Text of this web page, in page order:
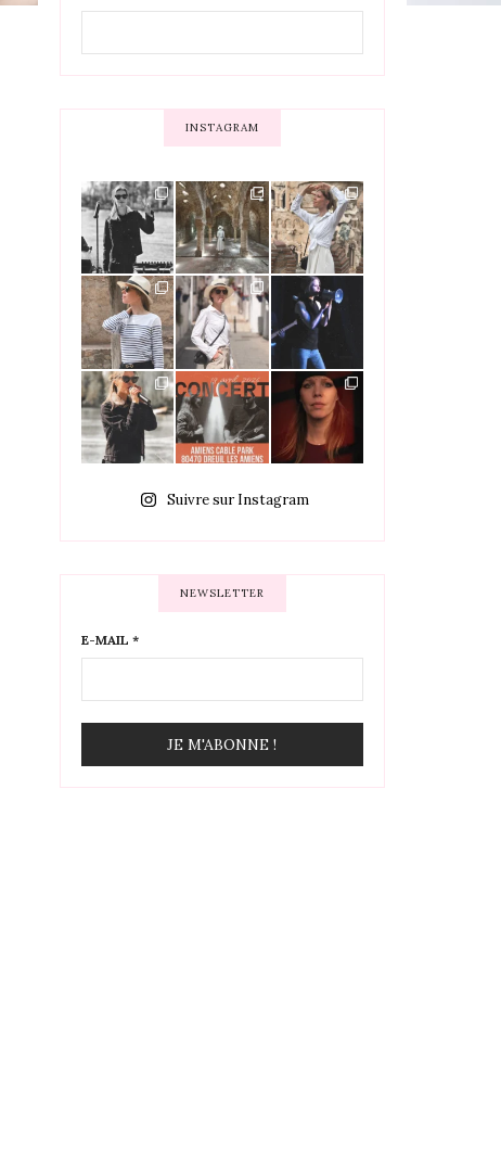
INSTAGRAM
Suivre sur Instagram
NEWSLETTER
E-MAIL *